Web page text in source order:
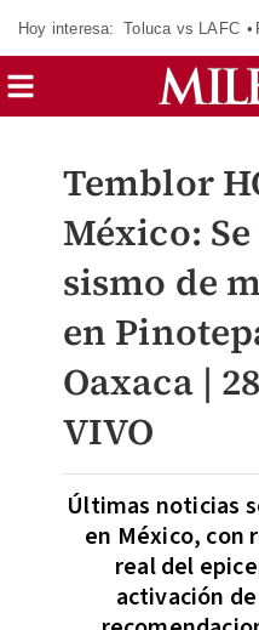
Hoy interesa: Toluca vs LAFC
Temblor
México:
sismo de
en
Oaxaca |
VIVO
Últimas noticias
en México, con
real del
activación